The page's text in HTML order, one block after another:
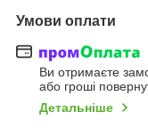
Умови оплати
Ви отримаєте
або гроші
Детальніше